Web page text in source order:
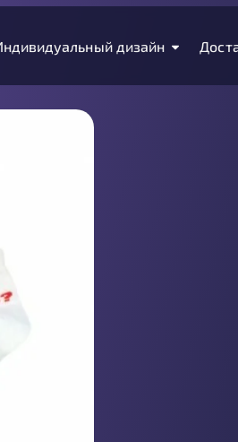
дизайн